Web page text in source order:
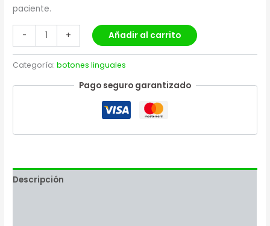
paciente.
- + Añadir al carrito
Categoría:botones linguales
Pago seguro garantizado
Descripción